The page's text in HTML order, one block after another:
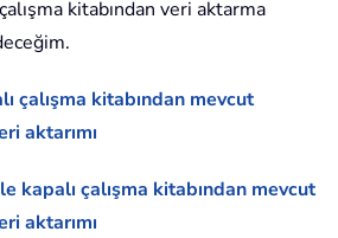
kitabından veri aktarma
çalışma kitabından mevcut
aktarımı
kapalı çalışma kitabından mevcut
aktarımı